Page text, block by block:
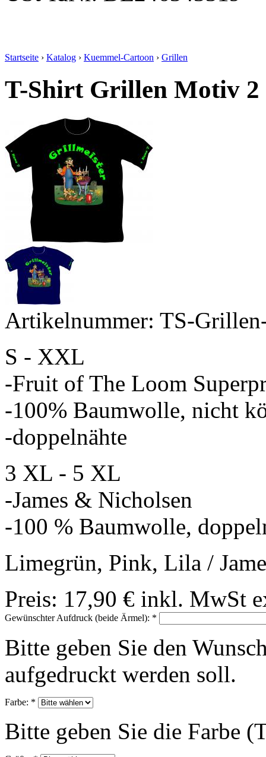
Startseite › Katalog › Kuemmel-Cartoon › Grillen
T-Shirt Grillen Motiv 2
Artikelnummer: TS-
S - XXL
-Fruit of The Loom
-100% Baumwolle, nicht
-doppelnähte
3 XL - 5 XL
-James & Nicholsen
-100 % Baumwolle,
Limegrün, Pink, Lila /
Preis: 17,90 € inkl. MwSt
Gewünschter Aufdruck (beide Ärmel): *
Bitte geben Sie den
aufgedruckt werden soll.
Farbe: *
Bitte geben Sie die Farbe